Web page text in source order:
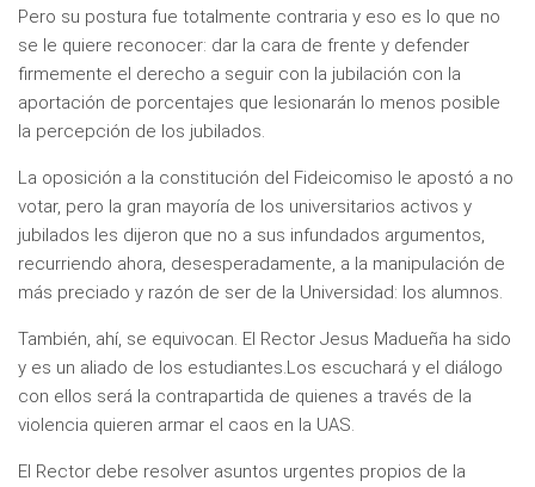
Pero su postura fue totalmente contraria y eso es lo que no
se le quiere reconocer: dar la cara de frente y defender
firmemente el derecho a seguir con la jubilación con la
aportación de porcentajes que lesionarán lo menos posible
la percepción de los jubilados.
La oposición a la constitución del Fideicomiso le apostó a no
votar, pero la gran mayoría de los universitarios activos y
jubilados les dijeron que no a sus infundados argumentos,
recurriendo ahora, desesperadamente, a la manipulación de
más preciado y razón de ser de la Universidad: los alumnos.
También, ahí, se equivocan. El Rector Jesus Madueña ha sido
y es un aliado de los estudiantes.Los escuchará y el diálogo
con ellos será la contrapartida de quienes a través de la
violencia quieren armar el caos en la UAS.
El Rector debe resolver asuntos urgentes propios de la